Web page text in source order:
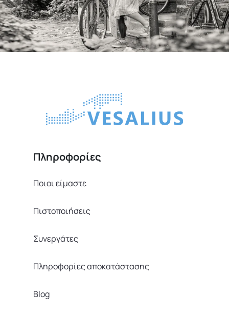
Πληροφορίες
Ποιοι είμαστε
Πιστοποιήσεις
Συνεργάτες
Πληροφορίες αποκατάστασης
Blog